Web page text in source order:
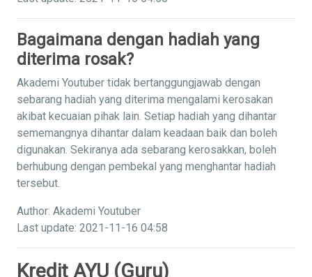
Bagaimana dengan hadiah yang
diterima rosak?
Akademi Youtuber tidak bertanggungjawab dengan
sebarang hadiah yang diterima mengalami kerosakan
akibat kecuaian pihak lain. Setiap hadiah yang dihantar
sememangnya dihantar dalam keadaan baik dan boleh
digunakan. Sekiranya ada sebarang kerosakkan, boleh
berhubung dengan pembekal yang menghantar hadiah
tersebut.
Author: Akademi Youtuber
Last update: 2021-11-16 04:58
Kredit AYU (Guru)